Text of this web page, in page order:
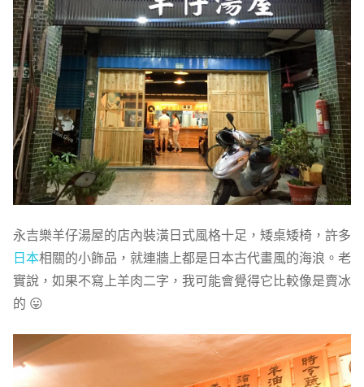
永吉樂羊仔湯屋的店內裝潢日式風格十足，矮桌矮椅，許多
日本相關的小飾品，就連牆上都是日本古代畫風的海浪。老
實說，如果不寫上羊肉二字，我可能會覺得它比較像是賣冰
的 😛